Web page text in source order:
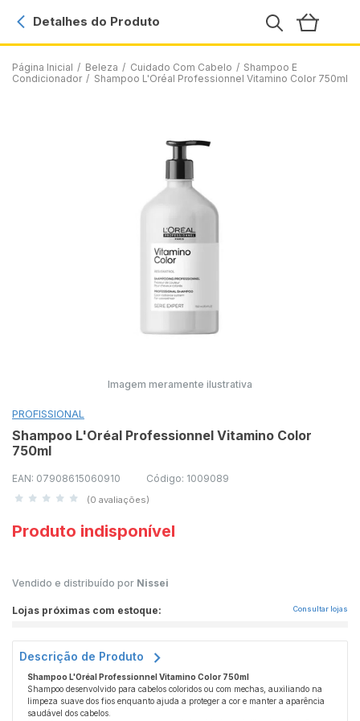
Página Inicial / Beleza / Cuidado Com Cabelo / Shampoo E
Condicionador / Shampoo L'Oréal Professionnel Vitamino Color 750ml
Detalhes do Produto
Imagem meramente ilustrativa
PROFISSIONAL
Shampoo L'Oréal Professionnel Vitamino Color
750ml
EAN: 07908615060910 Código: 1009089
(0 avaliações)
Produto indisponível
Vendido e distribuído por Nissei
Lojas próximas com estoque: Consultar lojas
Descrição de Produto
Shampoo L'Oréal Professionnel Vitamino Color 750ml
Shampoo desenvolvido para cabelos coloridos ou com mechas, auxiliando na
limpeza suave dos fios enquanto ajuda a proteger a cor e manter a aparência
saudável dos cabelos.